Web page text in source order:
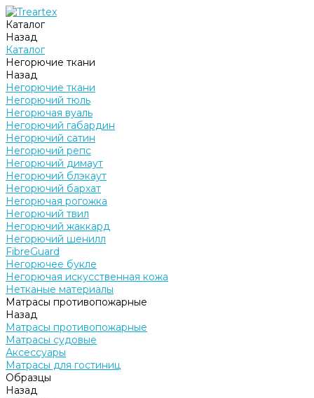
Каталог
Назад
Каталог
Негорючие ткани
Назад
Негорючие ткани
Негорючий тюль
Негорючая вуаль
Негорючий габардин
Негорючий сатин
Негорючий репс
Негорючий димаут
Негорючий блэкаут
Негорючий бархат
Негорючая рогожка
Негорючий твил
Негорючий жаккард
Негорючий шенилл
FibreGuard
Негорючее букле
Негорючая искусственная кожа
Нетканые материалы
Матрасы противопожарные
Назад
Матрасы противопожарные
Матрасы судовые
Аксессуары
Матрасы для гостиниц
Образцы
Назад